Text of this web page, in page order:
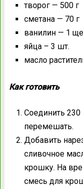
творог — 500 г
сметана — 70 г
ванилин — 1
яйца – 3 шт.
масло
Как готовить
Соединить 230
перемешать.
Добавить
сливочное
крошку. На
смесь для